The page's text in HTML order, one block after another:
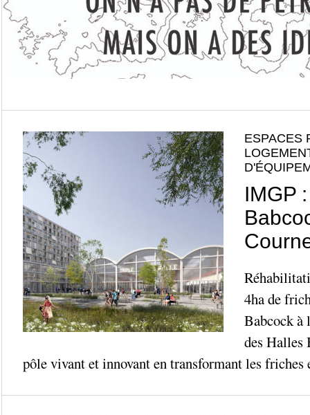
ESPACES
IMGP
4ha de
Babcock à
des Halles
pôle vivant et innovant en transformant les